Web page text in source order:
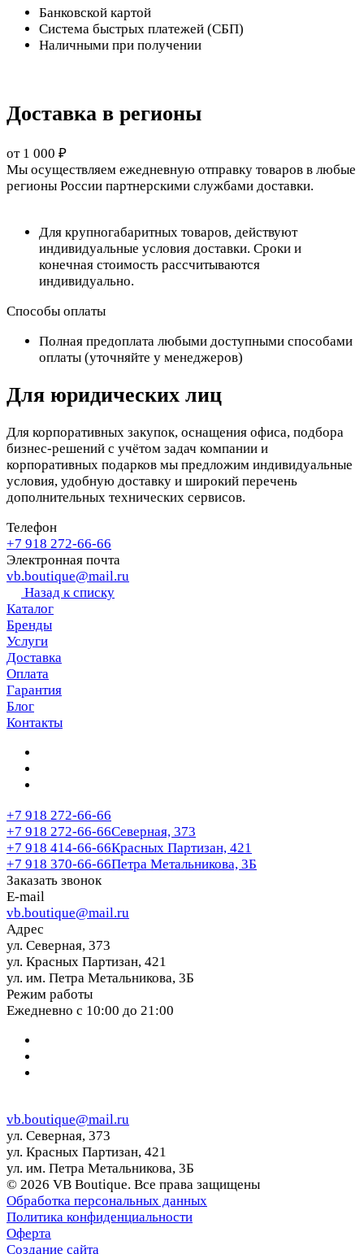
Банковской картой
Система быстрых платежей (СБП)
Наличными при получении
Доставка в регионы
от 1 000 ₽
Мы осуществляем ежедневную отправку товаров в любые
регионы России партнерскими службами доставки.
Для крупногабаритных товаров, действуют
индивидуальные условия доставки. Сроки и
конечная стоимость рассчитываются
индивидуально.
Способы оплаты
Полная предоплата любыми доступными способами
оплаты (уточняйте у менеджеров)
Для юридических лиц
Для корпоративных закупок, оснащения офиса, подбора
бизнес-решений с учётом задач компании и
корпоративных подарков мы предложим индивидуальные
условия, удобную доставку и широкий перечень
дополнительных технических сервисов.
Телефон
+7 918 272-66-66
Электронная почта
vb.boutique@mail.ru
Назад к списку
Каталог
Бренды
Услуги
Доставка
Оплата
Гарантия
Блог
Контакты
+7 918 272-66-66
+7 918 272-66-66Северная, 373
+7 918 414-66-66Красных Партизан, 421
+7 918 370-66-66Петра Метальникова, 3Б
Заказать звонок
E-mail
vb.boutique@mail.ru
Адрес
ул. Северная, 373
ул. Красных Партизан, 421
ул. им. Петра Метальникова, 3Б
Режим работы
Ежедневно с 10:00 до 21:00
vb.boutique@mail.ru
ул. Северная, 373
ул. Красных Партизан, 421
ул. им. Петра Метальникова, 3Б
© 2026 VB Boutique. Все права защищены
Обработка персональных данных
Политика конфиденциальности
Оферта
Создание сайта